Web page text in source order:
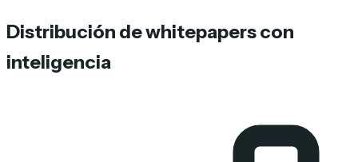
Distribución de whitepapers con
inteligencia